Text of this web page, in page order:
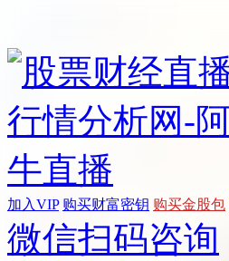
加入VIP 购买财富密钥 购买金股包
微信扫码咨询